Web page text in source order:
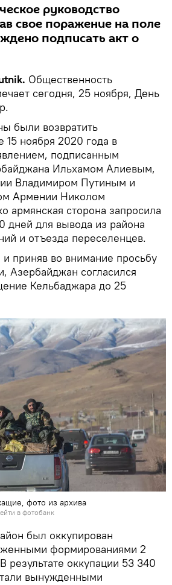
руководство
свое поражение на поле
подписать акт о
Общественность
сегодня, 25 ноября, День
были возвратить
ноября 2020 года в
подписанным
Ильхамом Алиевым,
Владимиром Путиным и
Армении Николом
армянская сторона запросила
дней для вывода из района
и отъезда переселенцев.
приняв во внимание просьбу
Азербайджан согласился
Кельбаджара до 25
фото из архива
в фотобанк
был оккупирован
формированиями 2
результате оккупации 53 340
вынужденными